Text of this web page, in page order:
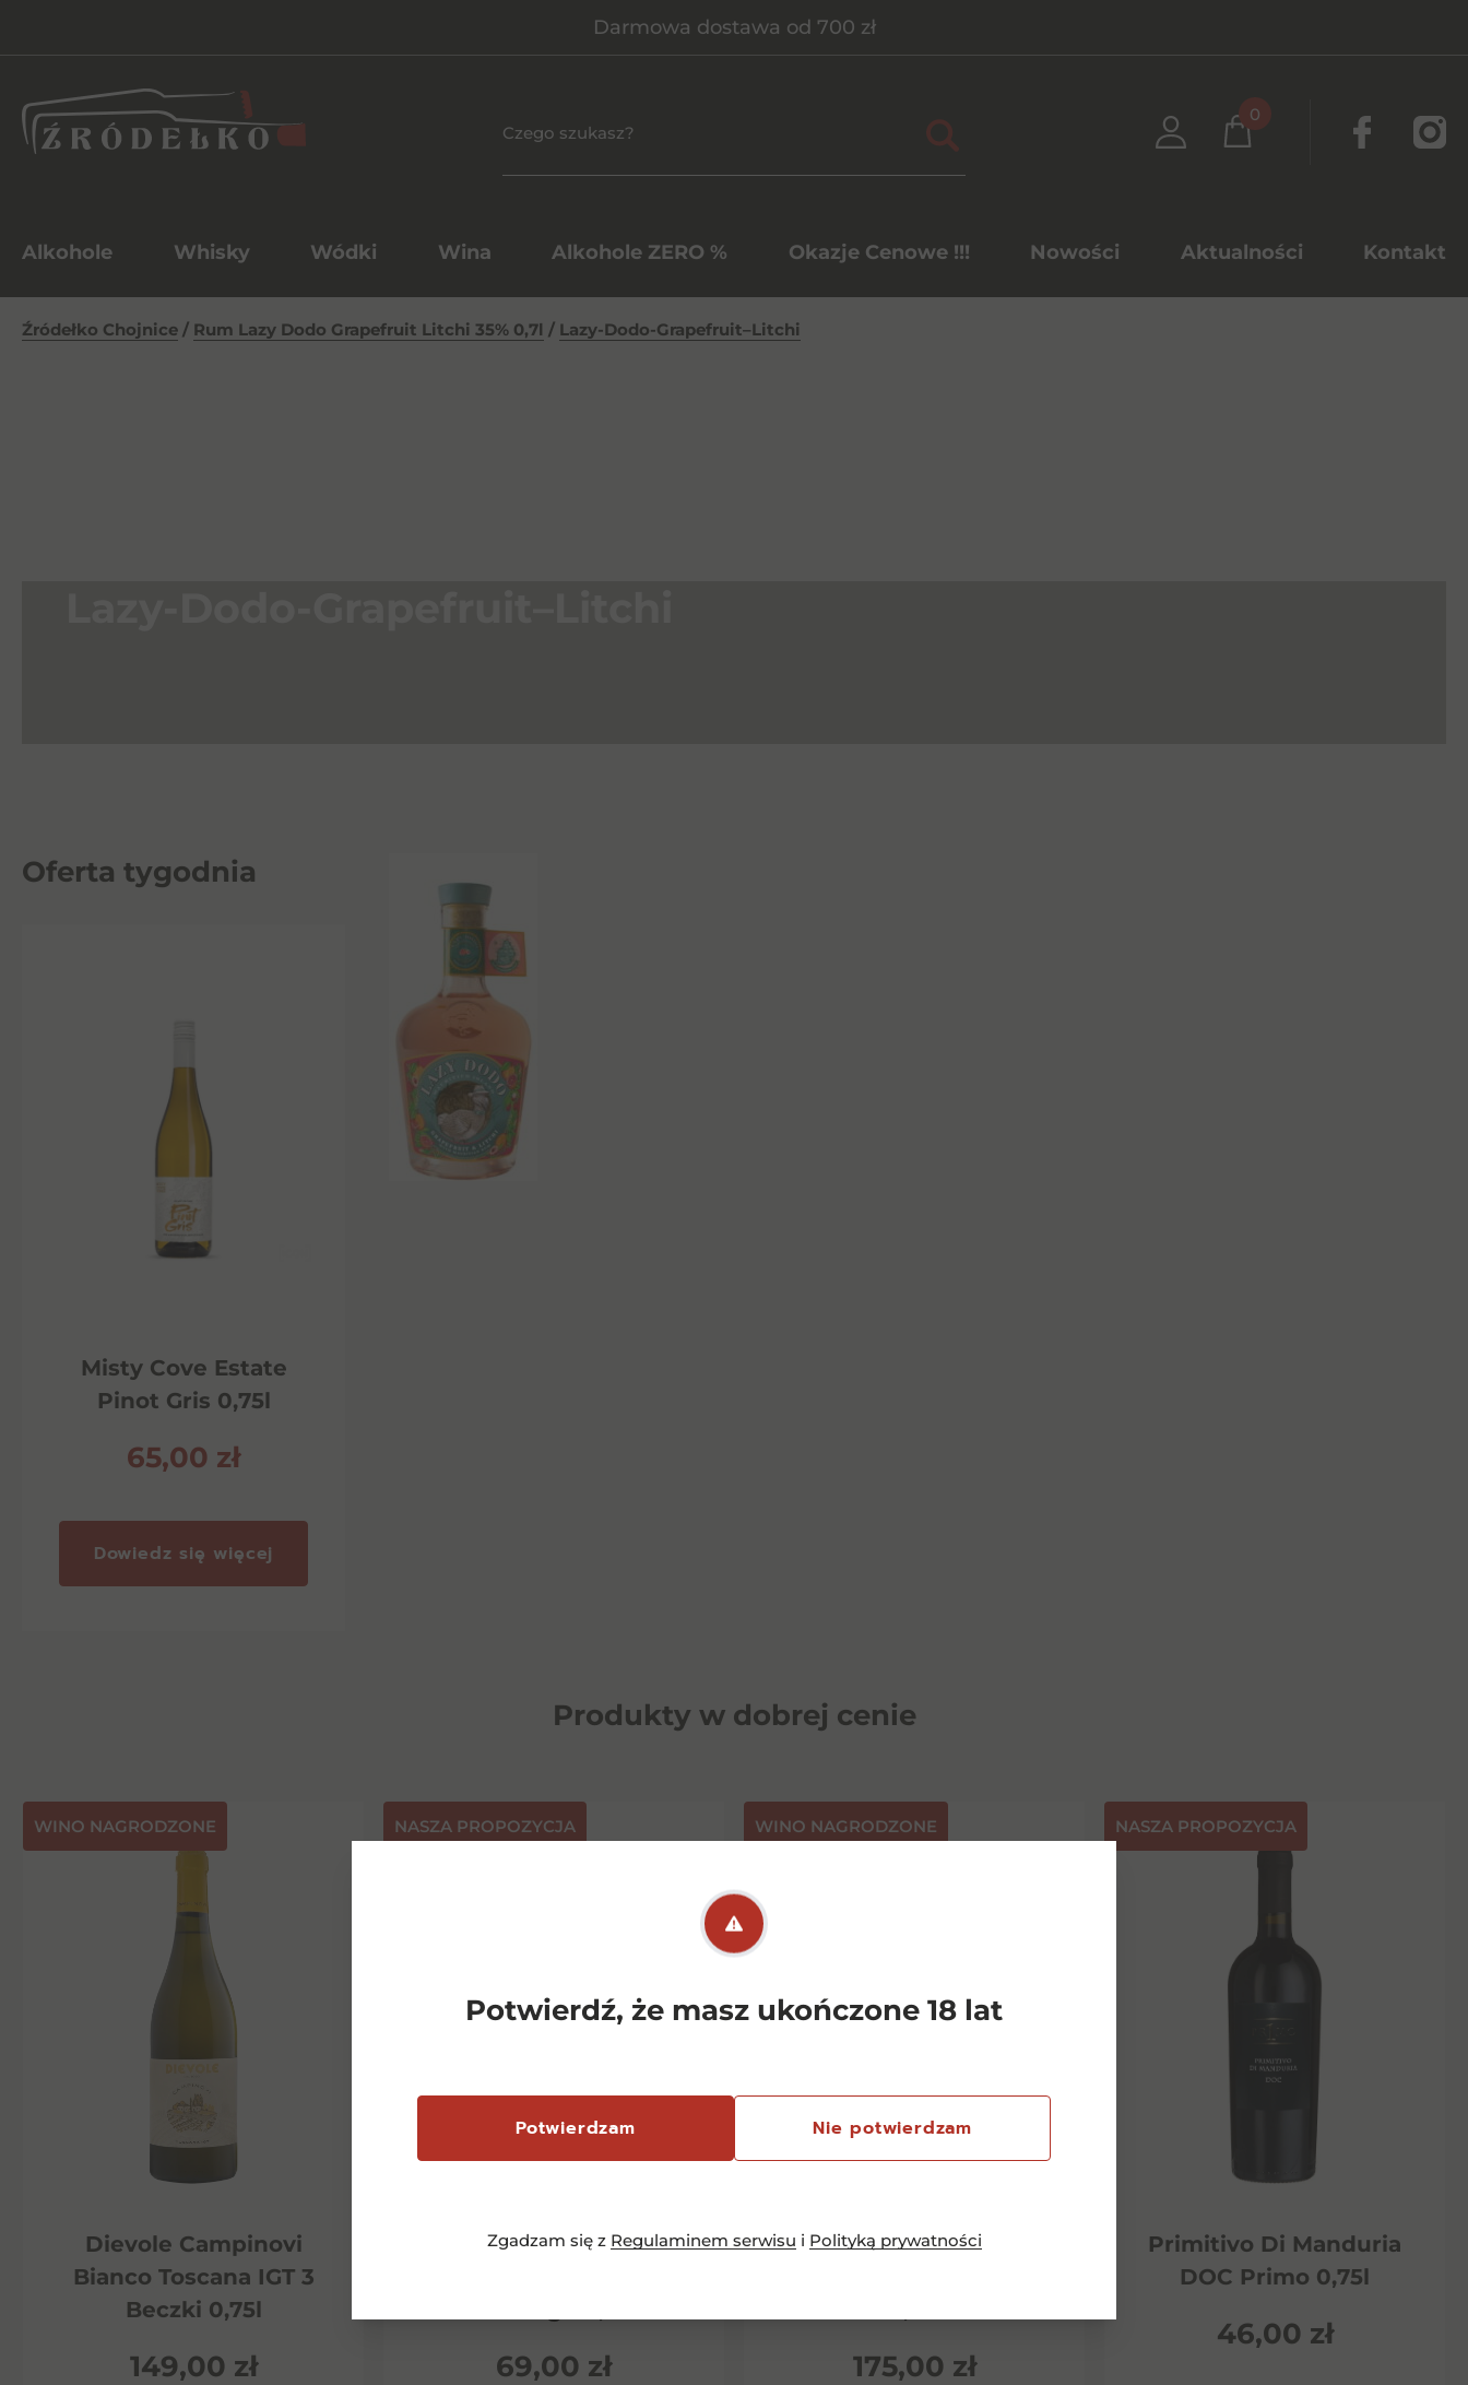
Potwierdź, że masz ukończone 18 lat
Potwierdzam Nie potwierdzam
Zgadzam się z Regulaminem serwisu i Polityką prywatności
Darmowa dostawa od 700 zł
0
Alkohole Whisky Wódki Wina Alkohole ZERO % Okazje Cenowe !!! Nowości Aktualności Kontakt
Źródełko Chojnice / Rum Lazy Dodo Grapefruit Litchi 35% 0,7l / Lazy-Dodo-Grapefruit–Litchi
Oferta tygodnia
Misty Cove Estate
Pinot Gris 0,75l
65,00 zł
Dowiedz się więcej
Produkty w dobrej cenie
⁠WINO NAGRODZONE
Dievole Campinovi
Bianco Toscana IGT 3
Beczki 0,75l
149,00 zł
NASZA PROPOZYCJA
Diemersfontein
69,00 zł
⁠WINO NAGRODZONE
Chianti Classico Riserva
175,00 zł
NASZA PROPOZYCJA
Primitivo Di Manduria
DOC Primo 0,75l
46,00 zł